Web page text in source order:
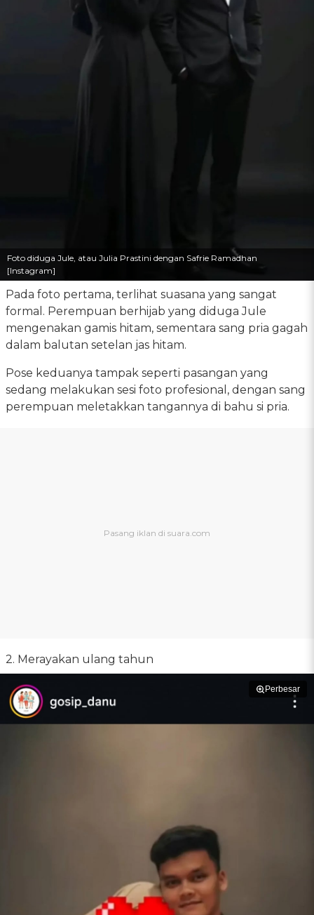
Foto diduga Jule, atau Julia Prastini dengan Safrie Ramadhan
[Instagram]
Pada foto pertama, terlihat suasana yang sangat
formal. Perempuan berhijab yang diduga Jule
mengenakan gamis hitam, sementara sang pria gagah
dalam balutan setelan jas hitam.
Pose keduanya tampak seperti pasangan yang
sedang melakukan sesi foto profesional, dengan sang
perempuan meletakkan tangannya di bahu si pria.
2. Merayakan ulang tahun
Perbesar